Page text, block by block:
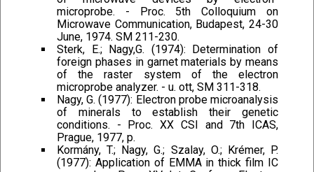
microprobe. - Proc. 5th Colloquium on
Microwave Communication, Budapest, 24-30
June, 1974. SM 211-230.
Sterk, E.; Nagy,G. (1974): Determination of
foreign phases in garnet materials by means
of the raster system of the electron
microprobe analyzer. - u. ott, SM 311-318.
Nagy, G. (1977): Electron probe microanalysis
of minerals to establish their genetic
conditions. - Proc. XX CSI and 7th ICAS,
Prague, 1977, p.
Kormány, T.; Nagy, G.; Szalay, O.; Krémer, P.
(1977): Application of EMMA in thick film IC